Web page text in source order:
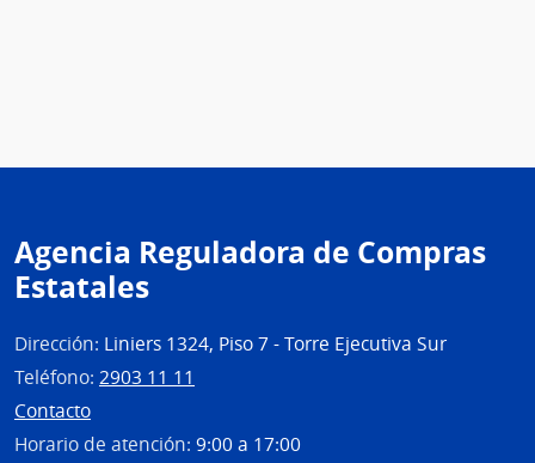
Agencia Reguladora de Compras
Estatales
Dirección: Liniers 1324, Piso 7 - Torre Ejecutiva Sur
Teléfono: 2903 11 11
Contacto
Horario de atención: 9:00 a 17:00